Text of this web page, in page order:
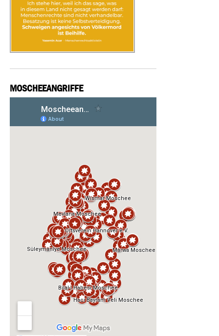
MOSCHEEANGRIFFE